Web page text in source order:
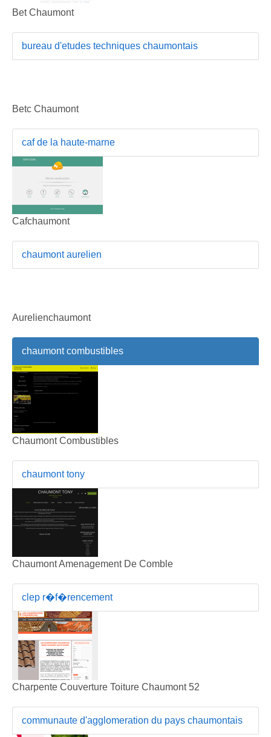
Bet Chaumont
bureau d'etudes techniques chaumontais
Betc Chaumont
caf de la haute-marne
Cafchaumont
chaumont aurelien
Aurelienchaumont
chaumont combustibles
Chaumont Combustibles
chaumont tony
Chaumont Amenagement De Comble
clep r�f�rencement
Charpente Couverture Toiture Chaumont 52
communaute d'agglomeration du pays chaumontais